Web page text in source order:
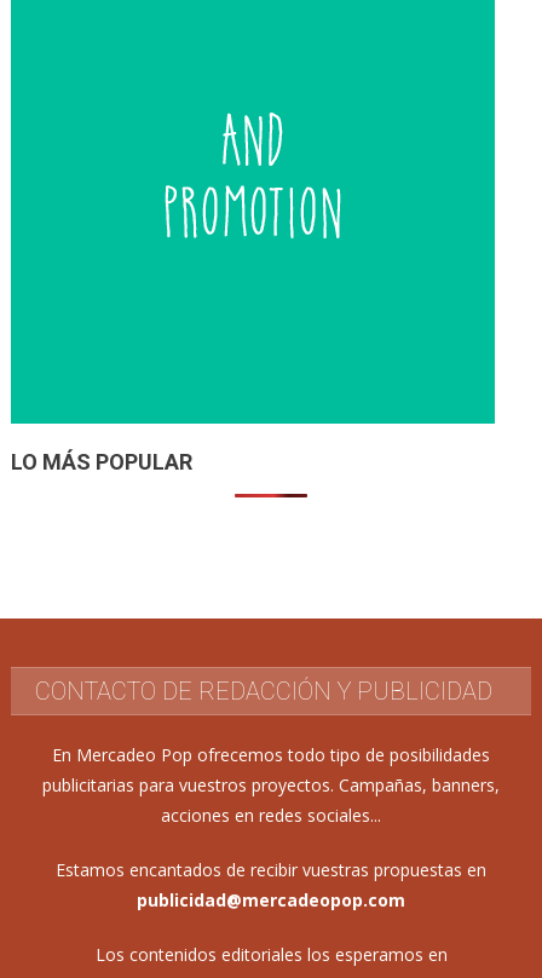
LO MÁS POPULAR
CONTACTO DE REDACCIÓN Y PUBLICIDAD
En Mercadeo Pop ofrecemos todo tipo de posibilidades
publicitarias para vuestros proyectos. Campañas, banners,
acciones en redes sociales...
Estamos encantados de recibir vuestras propuestas en
publicidad@mercadeopop.com
Los contenidos editoriales los esperamos en